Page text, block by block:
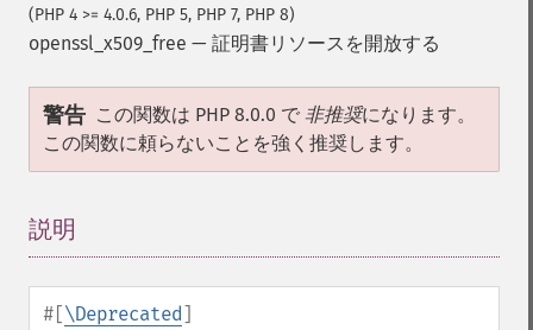
(PHP 4 >= 4.0.6, PHP 5, PHP 7, PHP 8)
openssl_x509_free — 証明書リソースを開放する
警告 この関数は PHP 8.0.0 で 非推奨になります。
この関数に頼らないことを強く推奨します。
説明
#[\Deprecated]